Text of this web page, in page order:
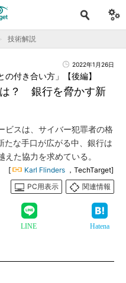
技術解説
2022年1月26日
は？ 銀行を脅かす新
付き合い方」【後編】
ビスは、サイバー犯罪者の格
たな手口が広がる中、銀行は
た協力を求めている。
[ Karl Flinders ，TechTarget]
PC用表示
関連情報
LINE Hatena